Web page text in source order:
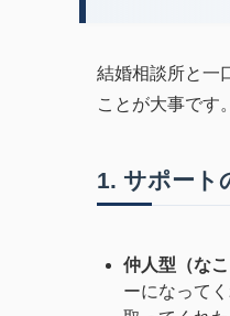
結婚相談所と一
ことが大事です。
1. サポート
仲人型（な
ーになって